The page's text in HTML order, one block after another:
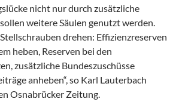
nicht nur durch zusätzliche
weitere Säulen genutzt werden.
drehen: Effizienzreserven
heben, Reserven bei den
zusätzliche Bundeszuschüsse
anheben“, so Karl Lauterbach
Osnabrücker Zeitung.